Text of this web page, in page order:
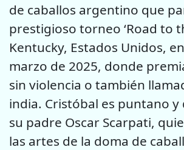
de caballos argentino que
prestigioso torneo ‘Road to
Kentucky, Estados Unidos,
marzo de 2025, donde
sin violencia o también
india. Cristóbal es puntano y
su padre Oscar Scarpati,
las artes de la doma de